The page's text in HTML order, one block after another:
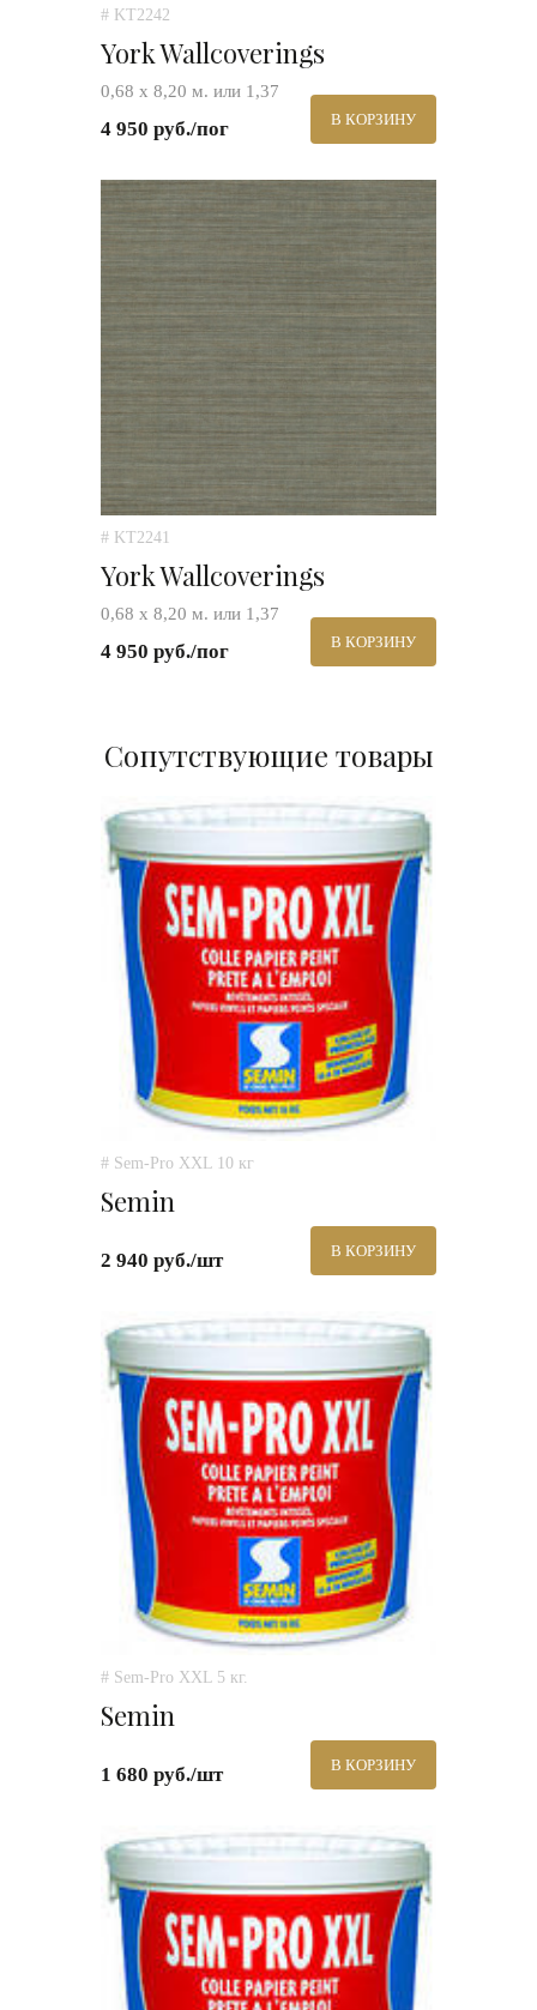
# KT2242
York Wallcoverings
0,68 х 8,20 м. или 1,37
4 950 руб./пог В КОРЗИНУ
# KT2241
York Wallcoverings
0,68 х 8,20 м. или 1,37
4 950 руб./пог В КОРЗИНУ
Сопутствующие товары
# Sem-Pro XXL 10 кг
Semin
2 940 руб./шт В КОРЗИНУ
# Sem-Pro XXL 5 кг.
Semin
1 680 руб./шт В КОРЗИНУ